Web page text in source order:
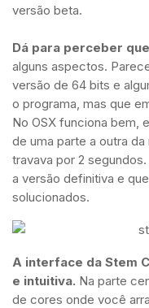
versão beta.
Dá para perceber
alguns aspectos.
versão de 64 bits e
o programa, mas que
No OSX funciona bem,
de uma parte a outra
travava por 2
a versão definitiva e
solucionados.
A interface da Stem
e intuitiva. Na parte
de cores onde você